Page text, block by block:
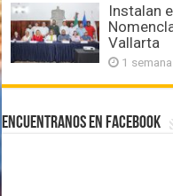
Instalan
Vallarta
1
Encuentranos en Facebook